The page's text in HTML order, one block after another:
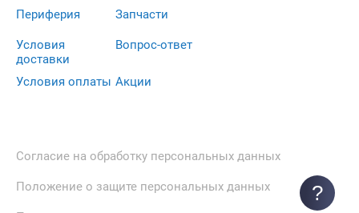
?
Периферия
Запчасти
Условия
доставки
Условия оплаты
Вопрос-ответ
Акции
Согласие на обработку персональных данных
Положение о защите персональных данных